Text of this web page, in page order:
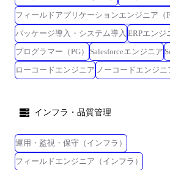
フィールドアプリケーションエンジニア（
パッケージ導入・システム導入 ERPエンジ
プログラマー（PG）
Salesforceエンジニア
ローコードエンジニア ノーコードエンジニ
インフラ・品質管理
運用・監視・保守（インフラ）
フィールドエンジニア（インフラ）